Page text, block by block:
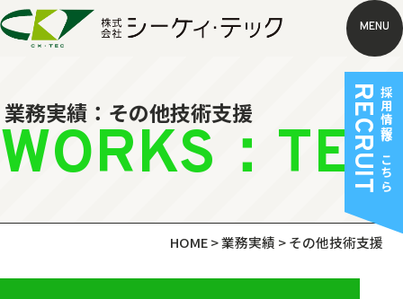
MENU
業務実績：その他技術支援
WORKS：
HOME>業務実績 >その他技術支援
採用情報はこちら
RECRUIT